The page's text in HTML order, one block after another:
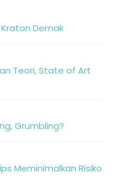
Demak
Teori, State of Art
Grumbling?
Meminimalkan Risiko